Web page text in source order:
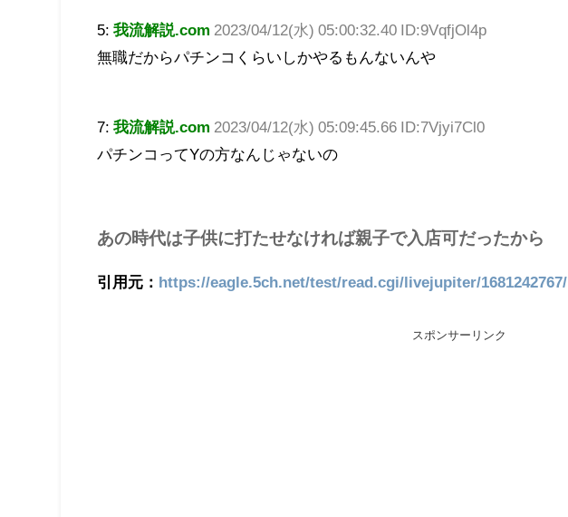
5:我流解説.com 2023/04/12(水) 05:00:32.40 ID:9VqfjOl4p
無職だからパチンコくらいしかやるもんないんや
7:我流解説.com 2023/04/12(水) 05:09:45.66 ID:7Vjyi7Cl0
パチンコってYの方なんじゃないの
あの時代は子供に打たせなければ親子で入店可だったから
引用元： https://eagle.5ch.net/test/read.cgi/livejupiter/1681242767/
スポンサーリンク